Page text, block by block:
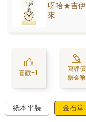
呀哈★吉伊
來
喜歡+1
寫評價
賺金幣
紙本平裝 金石堂